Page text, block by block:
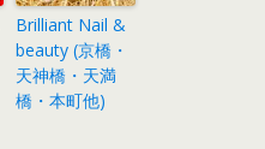
Brilliant Nail &
beauty (京橋・
天神橋・天満
橋・本町他)